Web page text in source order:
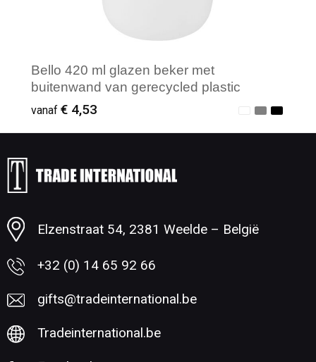
Bello 420 ml glazen beker met
buitenwand van gerecycled plastic
vanaf € 4,53
Minimale afname: 1
Elzenstraat 54, 2381 Weelde – België
+32 (0) 14 65 92 66
gifts@tradeinternational.be
Tradeinternational.be